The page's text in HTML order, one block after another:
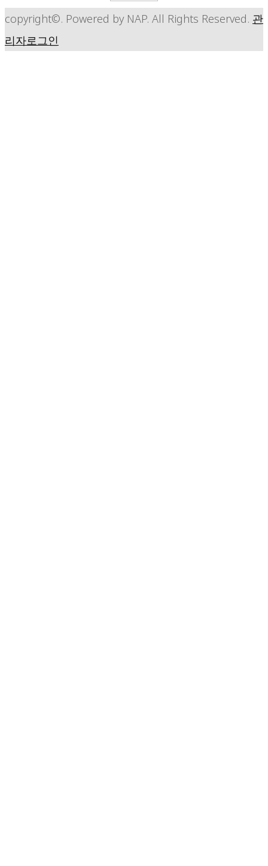
copyright©. Powered by NAP. All Rights Reserved. 관
리자로그인